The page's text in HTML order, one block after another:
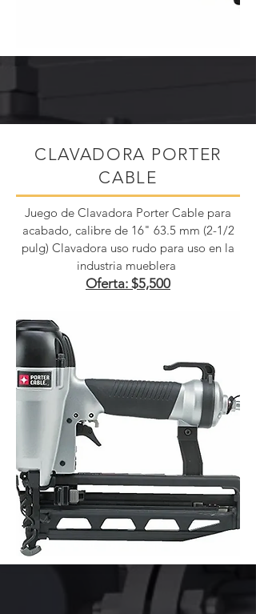
CLAVADORA PORTER
CABLE
Juego de Clavadora Porter Cable para
acabado, calibre de 16" 63.5 mm (2-1/2
pulg) Clavadora uso rudo para uso en la
industria mueblera
Oferta: $5,500